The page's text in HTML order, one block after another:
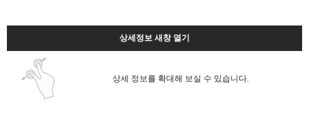
상세정보 새창 열기
상세 정보를 확대해 보실 수 있습니다.